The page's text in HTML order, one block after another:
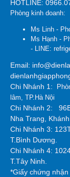
HOTLINE:
Phòng kinh doanh:
Ms Linh -
Ms Hạnh -
- LINE:
Email:
Chi Nhánh 1:
lâm, TP.Hà Nội
Chi Nhánh 2:
Nha Trang,
Chi Nhánh 3:
T.Bình Dương.
Chi Nhánh 4:
T.Tây Ninh.
*Giấy chứng